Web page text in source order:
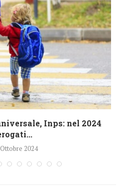
Inps: nel 2024
2024